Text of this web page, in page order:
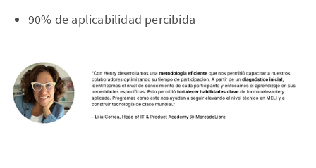
90% de aplicabilidad percibida